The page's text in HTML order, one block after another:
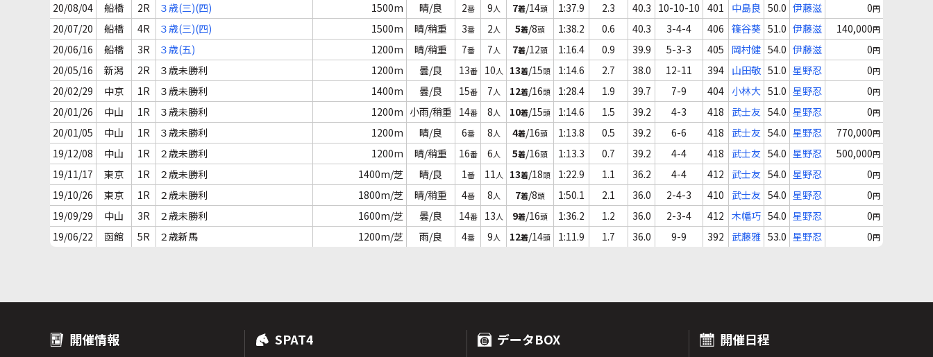
20/08/04 船橋 2R ３歳(三)(四) 1500m 晴/良 2番 9人 7着/14頭 1:37.9 2.3 40.3 10-10-10 401 中島良 50.0 伊藤滋 0円
20/07/20 船橋 4R ３歳(三)(四) 1500m 晴/稍重 3番 2人 5着/8頭 1:38.2 0.6 40.3 3-4-4 406 篠谷葵 51.0 伊藤滋 140,000円
20/06/16 船橋 3R ３歳(五) 1200m 晴/稍重 7番 7人 7着/12頭 1:16.4 0.9 39.9 5-3-3 405 岡村健 54.0 伊藤滋 0円
20/05/16 新潟 2R ３歳未勝利 1200m 曇/良 13番 10人 13着/15頭 1:14.6 2.7 38.0 12-11 394 山田敬 51.0 星野忍 0円
20/02/29 中京 1R ３歳未勝利 1400m 曇/良 15番 7人 12着/16頭 1:28.4 1.9 39.7 7-9 404 小林大 51.0 星野忍 0円
20/01/26 中山 1R ３歳未勝利 1200m 小雨/稍重 14番 8人 10着/15頭 1:14.6 1.5 39.2 4-3 418 武士友 54.0 星野忍 0円
20/01/05 中山 1R ３歳未勝利 1200m 晴/良 6番 8人 4着/16頭 1:13.8 0.5 39.2 6-6 418 武士友 54.0 星野忍 770,000円
19/12/08 中山 1R ２歳未勝利 1200m 晴/稍重 16番 6人 5着/16頭 1:13.3 0.7 39.2 4-4 418 武士友 54.0 星野忍 500,000円
19/11/17 東京 1R ２歳未勝利 1400m/芝 晴/良 1番 11人 13着/18頭 1:22.9 1.1 36.2 4-4 412 武士友 54.0 星野忍 0円
19/10/26 東京 1R ２歳未勝利 1800m/芝 晴/稍重 4番 8人 7着/8頭 1:50.1 2.1 36.0 2-4-3 410 武士友 54.0 星野忍 0円
19/09/29 中山 3R ２歳未勝利 1600m/芝 曇/良 14番 13人 9着/16頭 1:36.2 1.2 36.0 2-3-4 412 木幡巧 54.0 星野忍 0円
19/06/22 函館 5R ２歳新馬 1200m/芝 雨/良 4番 9人 12着/14頭 1:11.9 1.7 36.0 9-9 392 武藤雅 53.0 星野忍 0円
開催情報 SPAT4 データBOX 開催日程